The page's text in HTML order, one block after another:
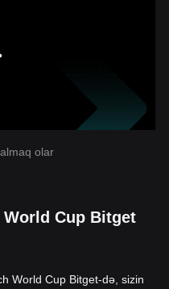
olar
Cup Bitget
World Cup Bitget-də, sizin